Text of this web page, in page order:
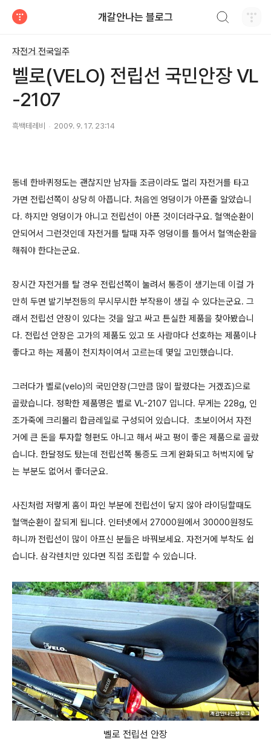
개갈안나는 블로그
자전거 전국일주
벨로(VELO) 전립선 국민안장 VL
-2107
흑백테레비 2009. 9. 17. 23:14
동네 한바퀴정도는 괜찮지만 남자들 조금이라도 멀리 자전거를 타고
가면 전립선쪽이 상당히 아픕니다. 처음엔 엉덩이가 아픈줄 알았습니
다. 하지만 엉덩이가 아니고 전립선이 아픈 것이더라구요. 혈액순환이
안되어서 그런것인데 자전거를 탈때 자주 엉덩이를 틀어서 혈액순환을
해줘야 한다는군요.
장시간 자전거를 탈 경우 전립선쪽이 눌려서 통증이 생기는데 이걸 가
만히 두면 발기부전등의 무시무시한 부작용이 생길 수 있다는군요. 그
래서 전립선 안장이 있다는 것을 알고 싸고 튼실한 제품을 찾아봤습니
다. 전립선 안장은 고가의 제품도 있고 또 사람마다 선호하는 제품이나
좋다고 하는 제품이 천지차이여서 고르는데 몇일 고민했습니다.
그러다가 벨로(velo)의 국민안장(그만큼 많이 팔렸다는 거겠죠)으로
골랐습니다. 정확한 제품명은 벨로 VL-2107 입니다. 무게는 228g, 인
조가죽에 크리몰리 합금레일로 구성되어 있습니다. 초보이어서 자전
거에 큰 돈을 투자할 형편도 아니고 해서 싸고 평이 좋은 제품으로 골랐
습니다. 한달정도 탔는데 전립선쪽 통증도 크게 완화되고 허벅지에 닿
는 부분도 없어서 좋더군요.
사진처럼 저렇게 홈이 파인 부분에 전립선이 닿지 않아 라이딩할때도
혈액순환이 잘되게 됩니다. 인터넷에서 27000원에서 30000원정도
하니까 전립선이 많이 아프신 분들은 바꿔보세요. 자전거에 부착도 쉽
습니다. 삼각렌치만 있다면 직접 조립할 수 있습니다.
벨로 전립선 안장